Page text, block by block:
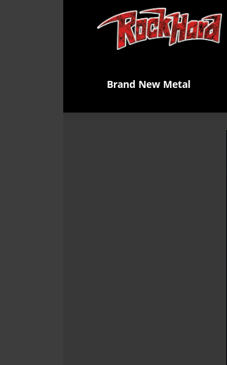
Brand New Metal